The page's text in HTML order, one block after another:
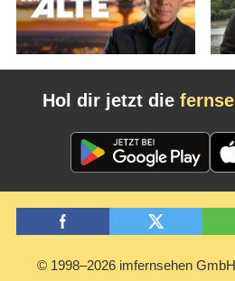
Hol dir jetzt die
© 1998–2026 imfernsehen